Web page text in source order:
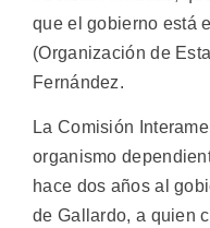
que el gobierno está
(Organización de
Fernández.
La Comisión
organismo
hace dos años al
de Gallardo, a quien